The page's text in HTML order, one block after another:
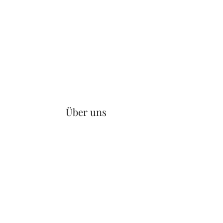
Über uns